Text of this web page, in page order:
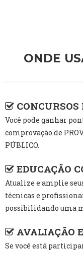
ONDE
Você pode ganhar
comprovação de
PÚBLICO.
EDUCAÇÃO
Atualize e amplie
técnicas e
possibilidando uma
AVALIAÇÃO
Se você está